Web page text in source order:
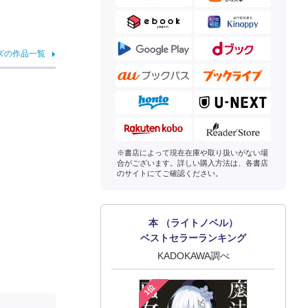
の作品一覧
※書店によって現在在庫や取り扱いがない場
合がございます。詳しい購入方法は、各書店
のサイトにてご確認ください。
本 （ライトノベル）
ベストセラーランキング
KADOKAWA調べ
1位